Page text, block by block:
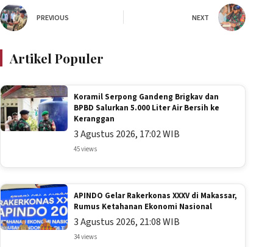
PREVIOUS NEXT
Artikel Populer
Koramil Serpong Gandeng Brigkav dan
BPBD Salurkan 5.000 Liter Air Bersih ke
Keranggan
3 Agustus 2026, 17:02 WIB
45 views
APINDO Gelar Rakerkonas XXXV di Makassar,
Rumus Ketahanan Ekonomi Nasional
3 Agustus 2026, 21:08 WIB
34 views